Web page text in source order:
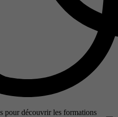
pour découvrir les formations